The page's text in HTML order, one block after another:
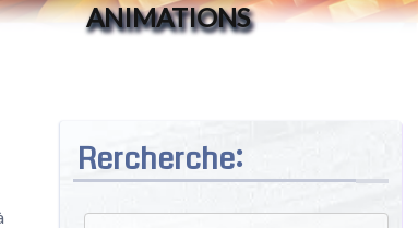
ANIMATIONS
Rercherche: